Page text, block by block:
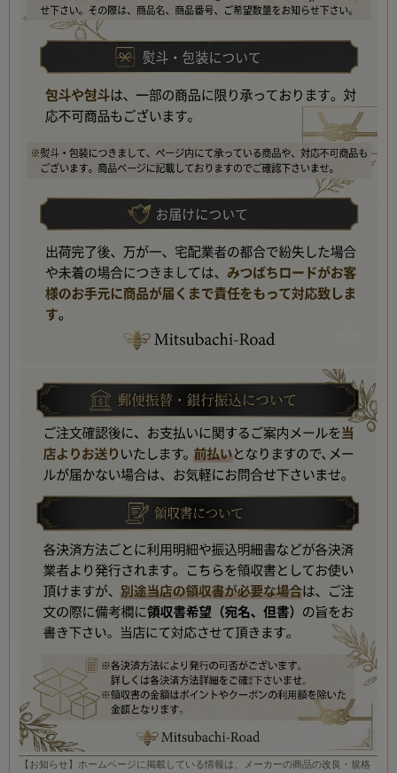
【お知らせ】ホームページに掲載している情報は、メーカーの商品の改良・規格